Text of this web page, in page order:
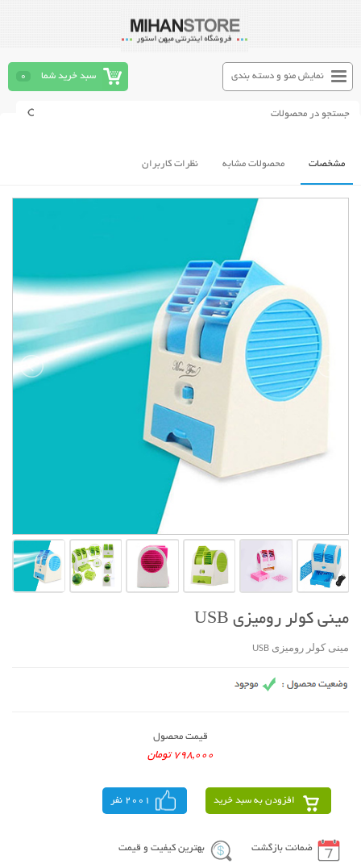
سبد خرید شما 0 نمایش منو و دسته بندی
مشخصات محصولات مشابه نظرات کاربران
مينی کولر روميزی USB
مينی کولر روميزی USB
قیمت محصول
798,000 تومان
افزودن به سبد خرید 2001 نفر
ضمانت بازگشت بهترین کیفیت و قیمت